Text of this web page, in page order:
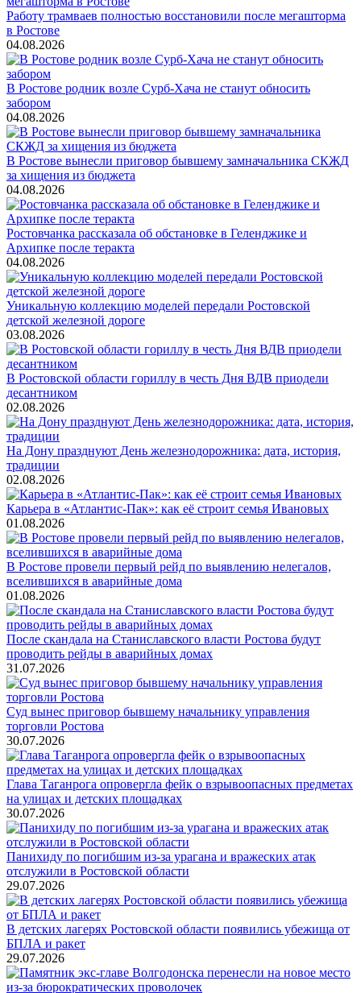
Работу трамваев полностью восстановили после мегашторма
в Ростове
04.08.2026
В Ростове родник возле Сурб-Хача не станут обносить
забором
04.08.2026
В Ростове вынесли приговор бывшему замначальника СКЖД
за хищения из бюджета
04.08.2026
Ростовчанка рассказала об обстановке в Геленджике и
Архипке после теракта
04.08.2026
Уникальную коллекцию моделей передали Ростовской
детской железной дороге
03.08.2026
В Ростовской области гориллу в честь Дня ВДВ приодели
десантником
02.08.2026
На Дону празднуют День железнодорожника: дата, история,
традиции
02.08.2026
Карьера в «Атлантис-Пак»: как её строит семья Ивановых
01.08.2026
В Ростове провели первый рейд по выявлению нелегалов,
вселившихся в аварийные дома
01.08.2026
После скандала на Станиславского власти Ростова будут
проводить рейды в аварийных домах
31.07.2026
Суд вынес приговор бывшему начальнику управления
торговли Ростова
30.07.2026
Глава Таганрога опровергла фейк о взрывоопасных предметах
на улицах и детских площадках
30.07.2026
Панихиду по погибшим из-за урагана и вражеских атак
отслужили в Ростовской области
29.07.2026
В детских лагерях Ростовской области появились убежища от
БПЛА и ракет
29.07.2026